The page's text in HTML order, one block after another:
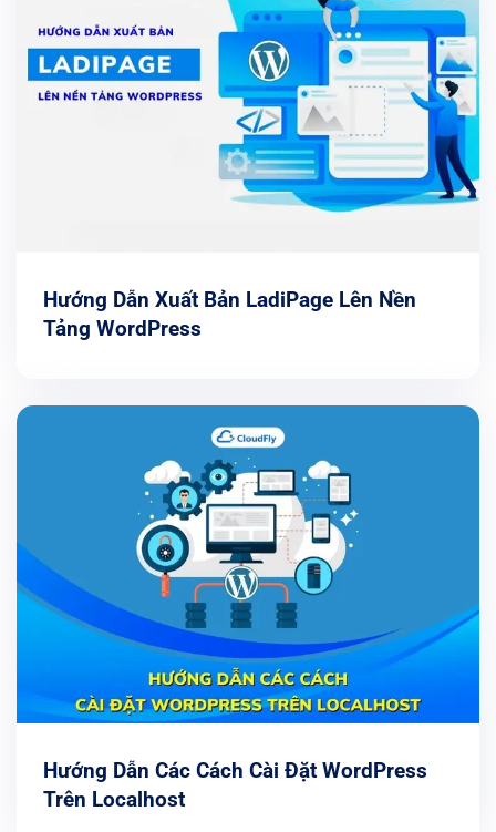
Hướng Dẫn Xuất Bản LadiPage Lên Nền
Tảng WordPress
Hướng Dẫn Các Cách Cài Đặt WordPress
Trên Localhost